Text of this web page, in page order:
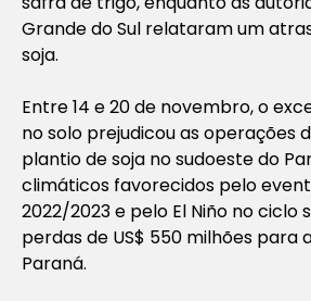
Grande do Sul relataram um
soja.
Entre 14 e 20 de novembro, o
no solo prejudicou as operações
plantio de soja no sudoeste do
climáticos favorecidos pelo
2022/2023 e pelo El Niño no ciclo
perdas de US$ 550 milhões para
Paraná.